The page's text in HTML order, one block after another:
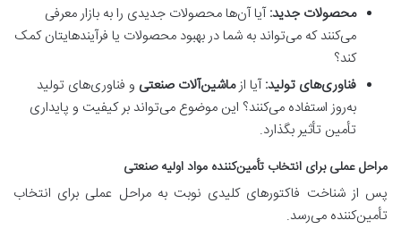
محصولات جدید:آیا آن‌ها محصولات جدیدی را به بازار معرفی
می‌کنند که می‌تواند به شما در بهبود محصولات یا فرآیندهایتان کمک
کند؟
فناوری‌های تولید:آیا ازماشین‌آلات صنعتی و فناوری‌های تولید
به‌روز استفاده می‌کنند؟ این موضوع می‌تواند بر کیفیت و پایداری
تأمین تأثیر بگذارد.
مراحل عملی برای انتخاب تأمین‌کننده مواد اولیه صنعتی
پس از شناخت فاکتورهای کلیدی نوبت به مراحل عملی برای انتخاب
تأمین‌کننده می‌رسد.